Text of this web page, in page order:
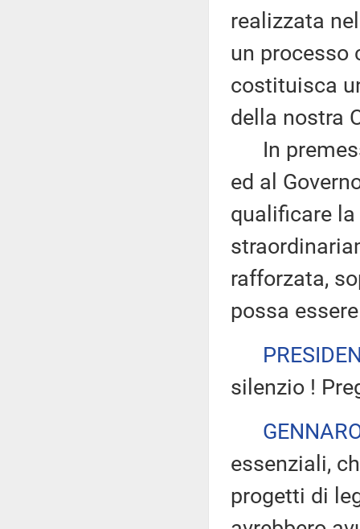
realizzata
un processo
costituisca
della nostra
In
ed al
qualificare
rafforzata,
possa
silenzio !
essenziali,
progetti di